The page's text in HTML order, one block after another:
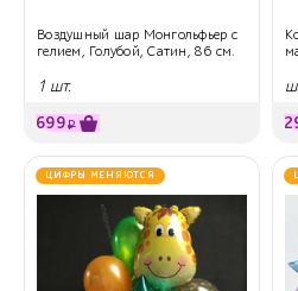
Воздушный шар Монгольфьер с
гелием, Голубой, Сатин, 86 см.
1 шт.
699₽
ЦИФРЫ МЕНЯЮТСЯ